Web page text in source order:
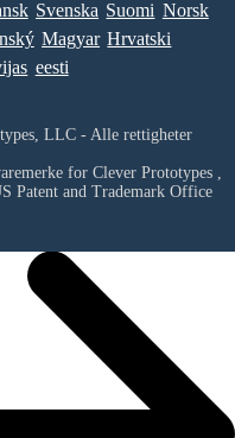
Svenska Suomi Norsk
Magyar Hrvatski
eesti
LLC - Alle rettigheter
for Clever Prototypes ,
Patent and Trademark Office